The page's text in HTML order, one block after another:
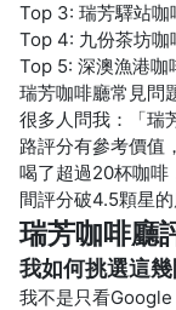
Top 3: 瑞芳驛站咖
Top 4: 九份茶坊咖
Top 5: 深澳漁港咖
瑞芳咖啡廳常見問
很多人問我：「瑞
路評分有參考價值
喝了超過20杯咖啡
間評分破4.5顆星
瑞芳咖啡廳
我如何挑選這幾
我不是只看